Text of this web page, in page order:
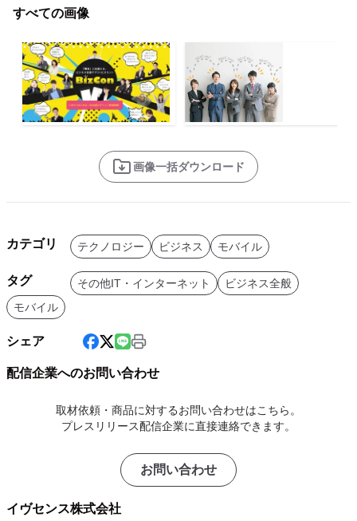
すべての画像
画像一括ダウンロード
カテゴリ テクノロジー ビジネス モバイル
タグ その他IT・インターネット
ビジネス全般
モバイル
シェア
配信企業へのお問い合わせ
取材依頼・商品に対するお問い合わせはこちら。
プレスリリース配信企業に直接連絡できます。
お問い合わせ
イヴセンス株式会社